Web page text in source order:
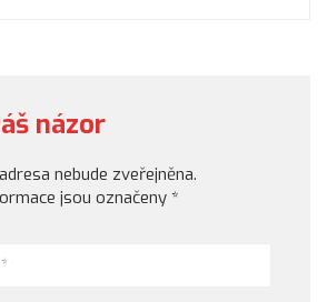
názor
nebude zveřejněna.
jsou označeny *